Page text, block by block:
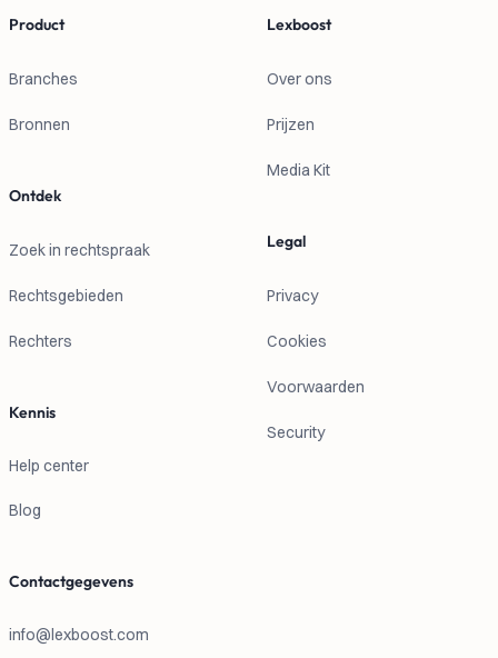
Product
Branches
Bronnen
Ontdek
Zoek in rechtspraak
Rechtsgebieden
Rechters
Kennis
Help center
Blog
Lexboost
Over ons
Prijzen
Media Kit
Legal
Privacy
Cookies
Voorwaarden
Security
Contactgegevens
info@lexboost.com